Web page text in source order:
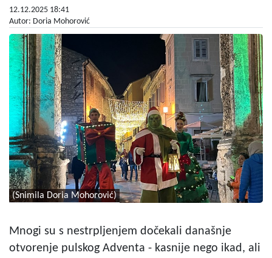
12.12.2025 18:41
Autor: Doria Mohorović
(Snimila Doria Mohorović)
Mnogi su s nestrpljenjem dočekali današnje
otvorenje pulskog Adventa - kasnije nego ikad, ali